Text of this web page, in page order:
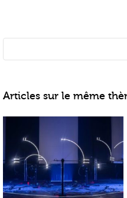
Articles sur le même